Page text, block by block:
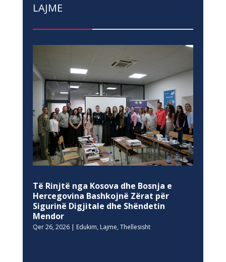
LAJME
Të Rinjtë nga Kosova dhe Bosnja e
Hercegovina Bashkojnë Zërat për
Sigurinë Digjitale dhe Shëndetin
Mendor
Qer 26, 2026| Edukim, Lajme, Thellesisht